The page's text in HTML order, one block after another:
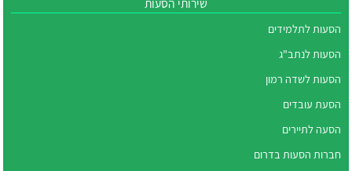
שירותי הסעות
הסעות לתלמידים
הסעות לנתב"ג
הסעות לשדה רמון
הסעת עובדים
הסעה לתיירים
חברות הסעות בדרום